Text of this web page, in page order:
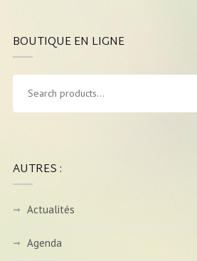
BOUTIQUE EN LIGNE
AUTRES :
Actualités
Agenda